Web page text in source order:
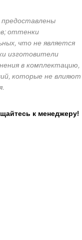
оттенки
что не является
изготовители
в комплектацию,
которые не влияют
к менеджеру!